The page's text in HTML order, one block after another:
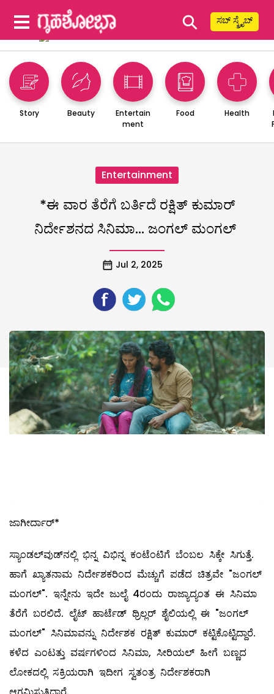
⚲ ಸಬ್ ಸ್ಕ್ರೈಬ್
Story Beauty
Entertain
ment
Food Health
Entertainment
*ಈ ವಾರ ತೆರೆಗೆ ಬರ್ತಿದೆ ರಕ್ಷಿತ್‌ ಕುಮಾರ್‌
ನಿರ್ದೇಶನದ ಸಿನಿಮಾ… ಜಂಗಲ್ ಮಂಗಲ್
Jul 2, 2025
ಜಾಗೀರ್ದಾರ್*
ಸ್ಯಾಂಡಲ್‌ವುಡ್‌ನಲ್ಲಿ ಭಿನ್ನ ವಿಭಿನ್ನ ಕಂಟೆಂಟಿಗೆ ಬೆಂಬಲ ಸಿಕ್ಕೇ ಸಿಗುತ್ತೆ.
ಹಾಗೆ ಖ್ಯಾತನಾಮ ನಿರ್ದೇಶಕರಿಂದ ಮೆಚ್ಚುಗೆ ಪಡೆದ ಚಿತ್ರವೇ "ಜಂಗಲ್‌
ಮಂಗಲ್‌". ಇನ್ನೇನು ಇದೇ ಜುಲೈ 4ರಂದು ರಾಜ್ಯಾದ್ಯಂತ ಈ ಸಿನಿಮಾ
ತೆರೆಗೆ ಬರಲಿದೆ. ಲೈಟ್‌ ಹಾರ್ಟೆಡ್‌ ಥ್ರಿಲ್ಲರ್‌ ಶೈಲಿಯಲ್ಲಿ ಈ "ಜಂಗಲ್‌
ಮಂಗಲ್‌" ಸಿನಿಮಾವನ್ನು ನಿರ್ದೇಶಕ ರಕ್ಷಿತ್‌ ಕುಮಾರ್‌ ಕಟ್ಟಿಕೊಟ್ಟಿದ್ದಾರೆ.
ಕಳೆದ ಎಂಟತ್ತು ವರ್ಷಗಳಿಂದ ಸಿನಿಮಾ, ಸೀರಿಯಲ್‌ ಹೀಗೆ ಬಣ್ಣದ
ಲೋಕದಲ್ಲಿ ಸಕ್ರಿಯರಾಗಿ ಇದೀಗ ಸ್ವತಂತ್ರ ನಿರ್ದೇಶಕರಾಗಿ